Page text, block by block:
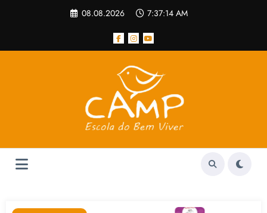
08.08.2026 7:37:14 AM